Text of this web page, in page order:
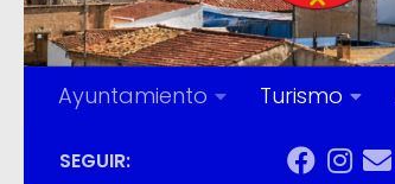
Ayuntamiento Turismo
SEGUIR: